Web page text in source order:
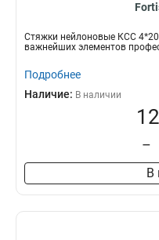
Стяжки нейлоновые КСС
важнейших элементов
Подробнее
Наличие: В наличии
–
В